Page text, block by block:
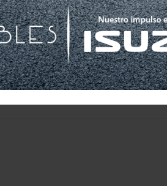
exitosa de la NOM-044 de
con el desarrollo de políticas
y sociedad civil, tenemos